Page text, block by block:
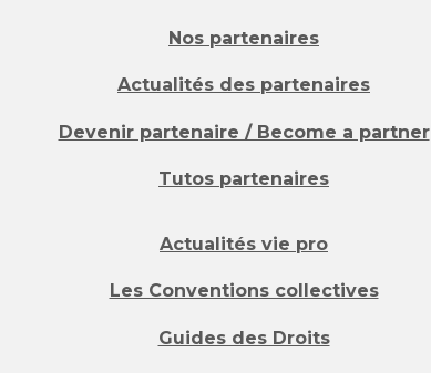
Nos partenaires
Actualités des partenaires
Devenir partenaire / Become a partner
Tutos partenaires
Actualités vie pro
Les Conventions collectives
Guides des Droits